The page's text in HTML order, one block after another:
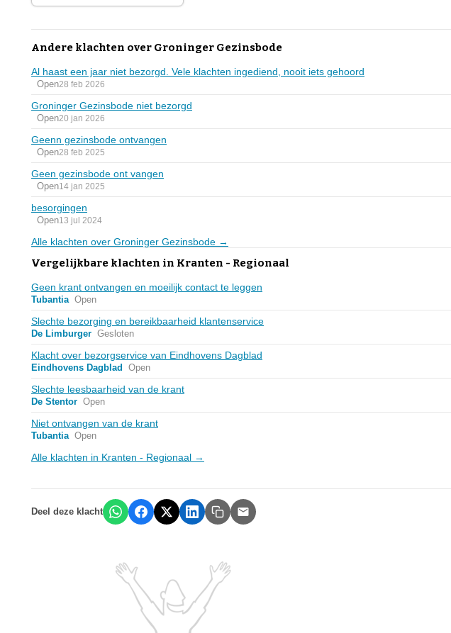
Andere klachten over Groninger Gezinsbode
Al haast een jaar niet bezorgd. Vele klachten ingediend, nooit iets gehoord
Open28 feb 2026
Groninger Gezinsbode niet bezorgd
Open20 jan 2026
Geenn gezinsbode ontvangen
Open28 feb 2025
Geen gezinsbode ont vangen
Open14 jan 2025
besorgingen
Open13 jul 2024
Alle klachten over Groninger Gezinsbode →
Vergelijkbare klachten in Kranten - Regionaal
Geen krant ontvangen en moeilijk contact te leggen
Tubantia Open
Slechte bezorging en bereikbaarheid klantenservice
De Limburger Gesloten
Klacht over bezorgservice van Eindhovens Dagblad
Eindhovens Dagblad Open
Slechte leesbaarheid van de krant
De Stentor Open
Niet ontvangen van de krant
Tubantia Open
Alle klachten in Kranten - Regionaal →
Deel deze klacht